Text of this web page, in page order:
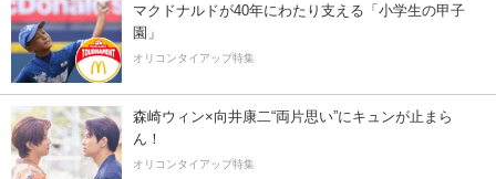
マクドナルドが40年にわたり支える「小学生の甲子
園」
オリコンタイアップ特集
森崎ウィン×向井康二“両片思い”にキュンが止まら
ん！
オリコンタイアップ特集